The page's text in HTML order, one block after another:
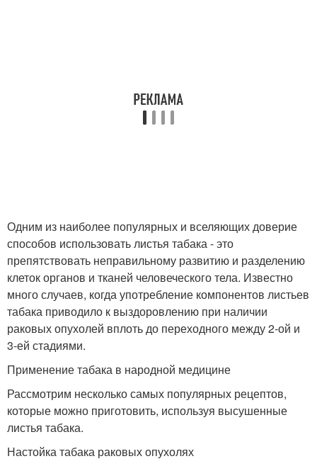
Одним из наиболее популярных и вселяющих доверие
способов использовать листья табака - это
препятствовать неправильному развитию и разделению
клеток органов и тканей человеческого тела. Известно
много случаев, когда употребление компонентов листьев
табака приводило к выздоровлению при наличии
раковых опухолей вплоть до переходного между 2-ой и
3-ей стадиями.
Применение табака в народной медицине
Рассмотрим несколько самых популярных рецептов,
которые можно приготовить, используя высушенные
листья табака.
Настойка табака раковых опухолях